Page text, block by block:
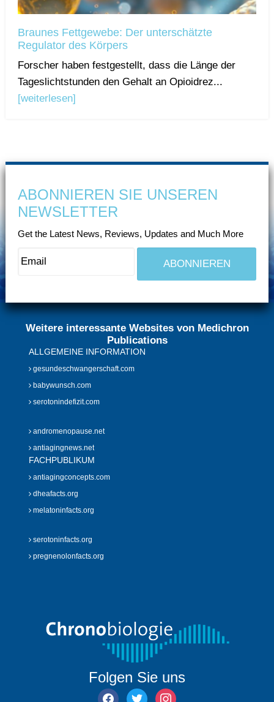
Braunes Fettgewebe: Der unterschätzte
Regulator des Körpers
Forscher haben festgestellt, dass die Länge der
Tageslichtstunden den Gehalt an Opioidrez...
[weiterlesen]
ABONNIEREN SIE UNSEREN
NEWSLETTER
Get the Latest News, Reviews, Updates and Much More
Weitere interessante Websites von Medichron
Publications
ALLGEMEINE INFORMATION
gesundeschwangerschaft.com
babywunsch.com
serotonindefizit.com
andromenopause.net
antiagingnews.net
FACHPUBLIKUM
antiagingconcepts.com
dheafacts.org
melatoninfacts.org
serotoninfacts.org
pregnenolonfacts.org
Folgen Sie uns
facebook
twitter instagram